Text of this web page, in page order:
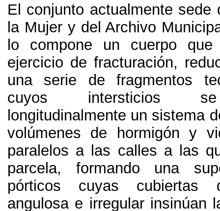
El conjunto actualmente sede
la Mujer y del Archivo
lo compone un cuerpo
ejercicio de fracturación,
una serie de fragmentos
cuyos intersticios
longitudinalmente un sistema
volúmenes de hormigón y
paralelos a las calles a las
parcela, formando una
pórticos cuyas cubiertas
angulosa e irregular insinúan